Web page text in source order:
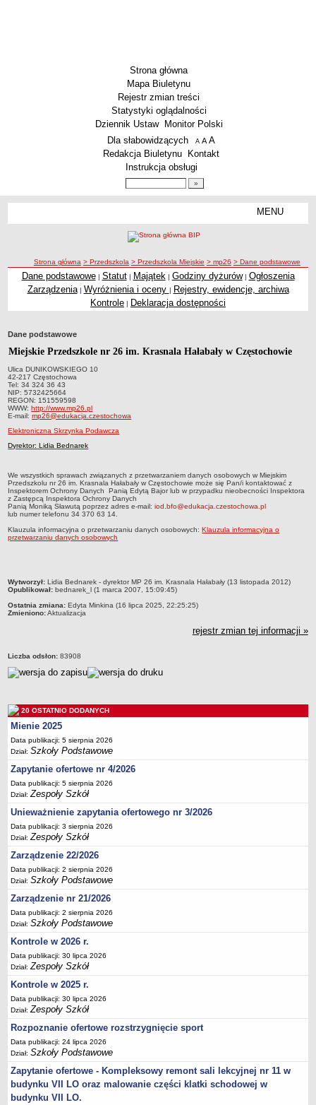
Strona główna
Mapa Biuletynu
Rejestr zmian treści
Statystyki oglądalności
Dziennik Ustaw
Monitor Polski
Menu dodatkowe
Dla słabowidzących A pomniejsz czcionkę
A standardowy rozmiar czcionki
A
Redakcja Biuletynu
Kontakt
Instrukcja obsługi
MENU
Licea
Zespoły Szkół
Techniczne Zakłady Naukowe
Przedszkola Miejskie
ARCHIWUM SZKÓŁ I PLACÓWEK
Przekształcone szkoły i placówki
Wielofunkcyjna Placówka
SPECJALNE OŚRODKI SZKOLNO-WYCHOWAWCZE
Specjalny Ośrodek nr 1
Specjalny Ośrodek nr 5
Dane podstawowe
Statut
Majątek
Godziny dyżurów
Kontrole
Rejestry, ewidencje, archiwa
PORADNIE PSYCHOLOGICZNO-PEDAGOGICZNE
Zespół Poradni
Dane podstawowe
Statut
Majątek
Godziny dyżurów
Ogłoszenia
Zarządzenia
Rejestry, ewidencje, archiwa
Kontrole
PONOWNE WYKORZYSTYWANIE
Sprawozdania
Deklaracja dostępności
OŚWIADCZENIA MAJĄTKOWE
PONOWNE WYKORZYSTYWANIE
OCHRONA DANYCH OSOBOWYCH
ścieżka nawigacji
Strona główna > Przedszkola > Przedszkola Miejskie > mp26 > Dane podstawowe
Dane podstawowe| Statut| Majątek | Godziny dyżurów| Ogłoszenia
Zarządzenia| Wyróżnienia i oceny | Rejestry, ewidencje, archiwa
Kontrole | Deklaracja dostępności
Dane podstawowe
Miejskie Przedszkole nr 26 im. Krasnala Hałabały w Częstochowie
Ulica DUNIKOWSKIEGO 10
42-217 Częstochowa
Tel: 34 324 36 43
NIP: 5732425664
REGON: 151559598
WWW:http://www.mp26.pl
E-mail:mp26@edukacja.czestochowa
Elektroniczna Skrzynka Podawcza
Dyrektor: Lidia Bednarek
We wszystkich sprawach związanych z przetwarzaniem danych osobowych w Miejskim
Przedszkolu nr 26 im. Krasnala Hałabały w Częstochowie może się Pan/i kontaktować z
Inspektorem Ochrony Danych Panią Edytą Bajor lub w przypadku nieobecności Inspektora
z Zastępcą Inspektora Ochrony Danych
Panią Moniką Sławutą poprzez adres e-mail:iod.bfo@edukacja.czestochowa.pl
lub numer telefonu 34 370 63 14.
Klauzula informacyjna o przetwarzaniu danych osobowych:Klauzula informacyjna o
przetwarzaniu danych osobowych
metryczka
Wytworzył: Lidia Bednarek - dyrektor MP 26 im. Krasnala Hałabały (13 listopada 2012)
Opublikował: bednarek_l (1 marca 2007, 15:09:45)
Ostatnia zmiana: Edyta Minkina (16 lipca 2025, 22:25:25)
Zmieniono:Aktualizacja
rejestr zmian tej informacji »
Liczba odsłon: 83908
20 OSTATNIO DODANYCH
Mienie 2025
Data publikacji: 5 sierpnia 2026
Dział:Szkoły Podstawowe
Zapytanie ofertowe nr 4/2026
Data publikacji: 5 sierpnia 2026
Dział:Zespoły Szkół
Unieważnienie zapytania ofertowego nr 3/2026
Data publikacji: 3 sierpnia 2026
Dział:Zespoły Szkół
Zarządzenie 22/2026
Data publikacji: 2 sierpnia 2026
Dział:Szkoły Podstawowe
Zarządzenie nr 21/2026
Data publikacji: 2 sierpnia 2026
Dział:Szkoły Podstawowe
Kontrole w 2026 r.
Data publikacji: 30 lipca 2026
Dział:Zespoły Szkół
Kontrole w 2025 r.
Data publikacji: 30 lipca 2026
Dział:Zespoły Szkół
Rozpoznanie ofertowe rozstrzygnięcie sport
Data publikacji: 24 lipca 2026
Dział:Szkoły Podstawowe
Zapytanie ofertowe - Kompleksowy remont sali lekcyjnej nr 11 w
budynku VII LO oraz malowanie części klatki schodowej w
budynku VII LO.